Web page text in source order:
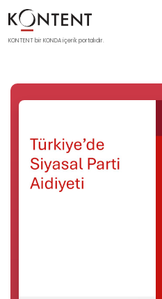
KONTENT bir KONDA içerik portalıdır.